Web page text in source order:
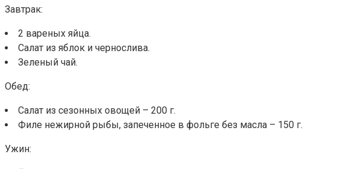
Завтрак:
2 вареных яйца.
Салат из яблок и чернослива.
Зеленый чай.
Обед:
Салат из сезонных овощей – 200 г.
Филе нежирной рыбы, запеченное в фольге без масла – 150 г.
Ужин: